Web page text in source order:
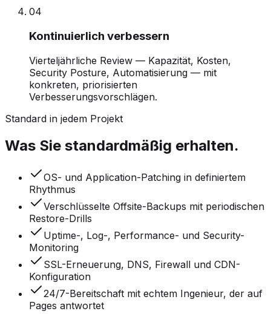
04
Kontinuierlich verbessern
Vierteljährliche Review — Kapazität, Kosten,
Security Posture, Automatisierung — mit
konkreten, priorisierten
Verbesserungsvorschlägen.
Standard in jedem Projekt
Was Sie standardmäßig erhalten.
OS- und Application-Patching in definiertem
Rhythmus
Verschlüsselte Offsite-Backups mit periodischen
Restore-Drills
Uptime-, Log-, Performance- und Security-
Monitoring
SSL-Erneuerung, DNS, Firewall und CDN-
Konfiguration
24/7-Bereitschaft mit echtem Ingenieur, der auf
Pages antwortet